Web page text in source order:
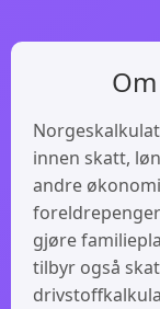
innen skatt,
andre
gjøre
tilbyr også